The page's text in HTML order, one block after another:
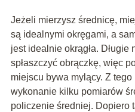
Jeżeli mierzysz średnicę,
są idealnymi okręgami, a
jest idealnie okrągła.
spłaszczyć obrączkę, więc
miejscu bywa mylący. Z
wykonanie kilku pomiarów
policzenie średniej. Dopiero